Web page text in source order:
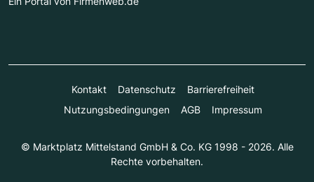
Kontakt Datenschutz
Barrierefreiheit
Nutzungsbedingungen
AGB Impressum
© Marktplatz Mittelstand GmbH & Co. KG 1998 - 2026. Alle
Rechte vorbehalten.